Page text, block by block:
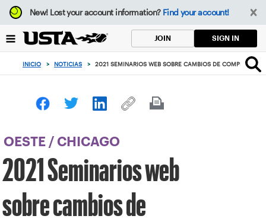
Enfoque
desde
botón
volver
principio
New!Lost your account information? Find your account!
JOIN SIGN IN
INICIO > NOTICIAS > 2021 SEMINARIOS WEB SOBRE CAMBIOS DE COMPETENCIA
OESTE / CHICAGO
2021 Seminarios web
sobre cambios de